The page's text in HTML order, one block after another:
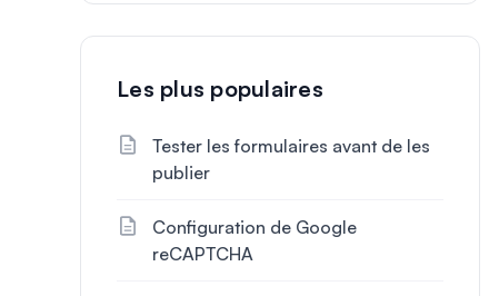
Les plus populaires
Tester les formulaires avant de les
publier
Configuration de Google
reCAPTCHA